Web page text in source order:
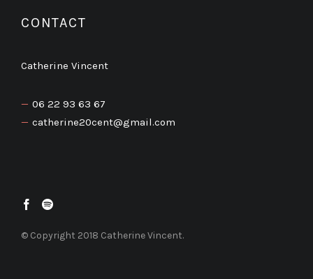
CONTACT
Catherine Vincent
06 22 93 63 67
catherine20cent@gmail.com
© Copyright 2018 Catherine Vincent.